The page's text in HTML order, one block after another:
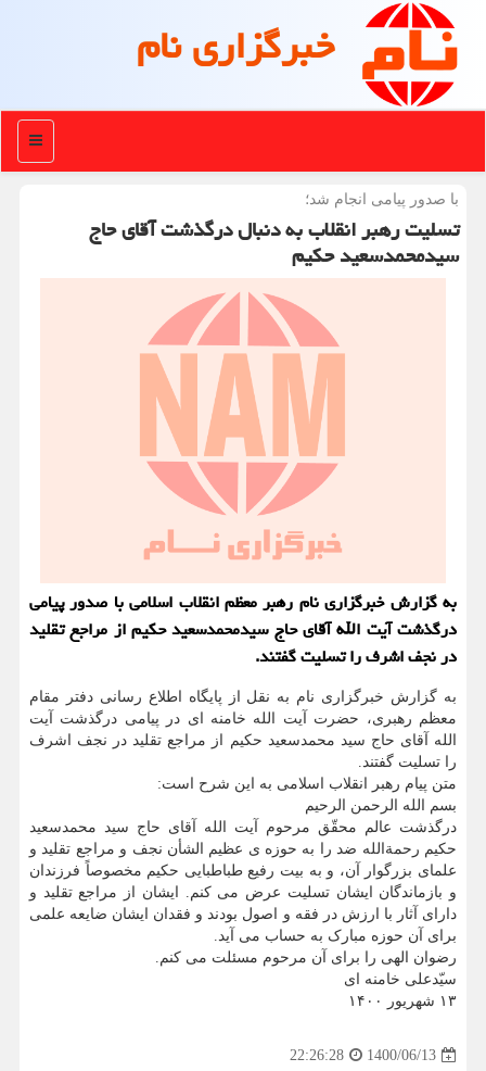
خبرگزاری نام
منو
با صدور پیامی انجام شد؛
تسلیت رهبر انقلاب به دنبال درگذشت آقای حاج
سیدمحمدسعید حکیم
به گزارش خبرگزاری نام رهبر معظم انقلاب اسلامی با صدور پیامی
درگذشت آیت الله آقای حاج سیدمحمدسعید حکیم از مراجع تقلید
در نجف اشرف را تسلیت گفتند.
به گزارش خبرگزاری نام به نقل از پایگاه اطلاع رسانی دفتر مقام
معظم رهبری، حضرت آیت الله خامنه ای در پیامی درگذشت آیت
الله آقای حاج سید محمدسعید حکیم از مراجع تقلید در نجف اشرف
را تسلیت گفتند.
متن پیام رهبر انقلاب اسلامی به این شرح است:
بسم الله الرحمن الرحیم
درگذشت عالم محقّق مرحوم آیت الله آقای حاج سید محمدسعید
حکیم رحمةالله ضد را به حوزه ی عظیم الشأن نجف و مراجع تقلید و
علمای بزرگوار آن، و به بیت رفیع طباطبایی حکیم مخصوصاً فرزندان
و بازماندگان ایشان تسلیت عرض می کنم. ایشان از مراجع تقلید و
دارای آثار با ارزش در فقه و اصول بودند و فقدان ایشان ضایعه علمی
برای آن حوزه مبارک به حساب می آید.
رضوان الهی را برای آن مرحوم مسئلت می کنم.
سیّدعلی خامنه ای
۱۳ شهریور ۱۴۰۰
1400/06/13
22:26:28